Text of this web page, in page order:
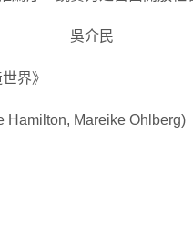
吳介民
界》
Mareike Ohlberg)